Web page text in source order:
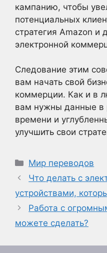
кампанию, чтобы
потенциальных
стратегия Amazon и
электронной
Следование этим
вам начать свой
коммерции. Как и в
вам нужны данные в
времени и
улучшить свои
Рубрики
Мир переводов
Что делать с
устройствами,
Работа с
можете сделать?